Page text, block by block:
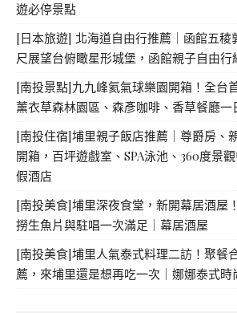
遊必停景點
[日本旅遊] 北海道自由行推薦｜函館五稜
尺展望台俯瞰星形城堡，函館親子自由行
[南投景點]九九峰氦氣球樂園開箱！全台
薰衣草森林園區、森彥咖啡、香草餐廳一
[南投住宿]埔里親子飯店推薦｜尊爵房、
開箱，百坪遊戲室、SPA泳池、360度景
假酒店
[南投美食]埔里深夜食堂，新開幕居酒屋
撈生魚片與駐唱一次滿足｜幕居酒屋
[南投美食]埔里人氣泰式料理二訪！聚餐
薦，來埔里還是想再吃一次｜娜娜泰式時